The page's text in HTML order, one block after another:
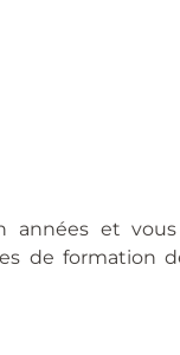
années et
de formation